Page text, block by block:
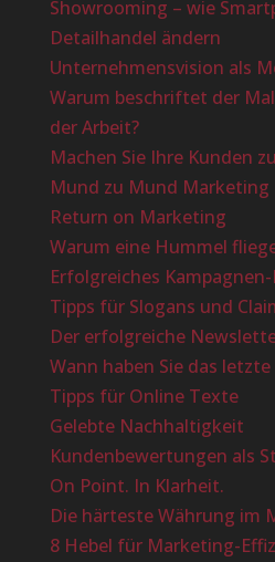
Showrooming – wie
Detailhandel ändern
Unternehmensvision als
Warum beschriftet der
der Arbeit?
Machen Sie Ihre Kunden
Mund zu Mund Marketing
Return on Marketing
Warum eine Hummel
Erfolgreiches
Tipps für Slogans und
Der erfolgreiche
Wann haben Sie das
Tipps für Online Texte
Gelebte Nachhaltigkeit
Kundenbewertungen als
On Point. In Klarheit.
Die härteste Währung im
8 Hebel für Marketing-